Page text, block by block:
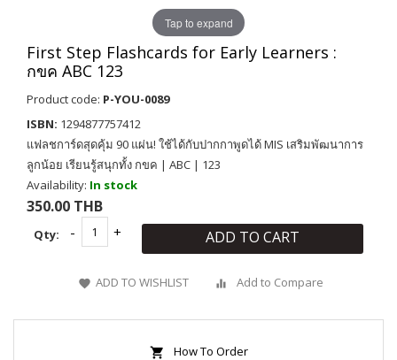
Tap to expand
First Step Flashcards for Early Learners :
กขค ABC 123
Product code: P-YOU-0089
ISBN: 1294877757412
แฟลชการ์ดสุดคุ้ม 90 แผ่น! ใช้ได้กับปากกาพูดได้ MIS เสริมพัฒนาการ
ลูกน้อย เรียนรู้สนุกทั้ง กขค | ABC | 123
Availability: In stock
350.00 THB
Qty: ADD TO CART
ADD TO WISHLIST Add to Compare
How To Order